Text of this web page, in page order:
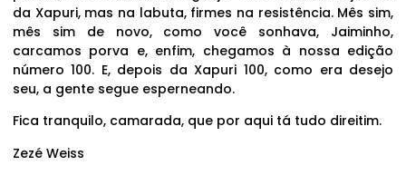
da Xapuri, mas na labuta, firmes na resistência. Mês sim,
mês sim de novo, como você sonhava, Jaiminho,
carcamos porva e, enfim, chegamos à nossa edição
número 100. E, depois da Xapuri 100, como era desejo
seu, a gente segue esperneando.
Fica tranquilo, camarada, que por aqui tá tudo direitim.
Zezé Weiss